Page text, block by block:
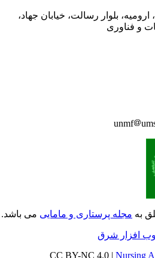
بلوار رسالت، خیابان جهاد،
و فناوری
unmf
بهمجله پرستاری و ماماییمی باشد.
افزار شرق